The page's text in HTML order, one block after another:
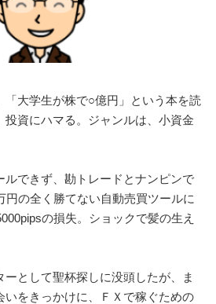
「大学生が株で○億円」という本を読
投資にハマる。ジャンルは、小資金
ルできず、勘トレードとナンピンで
円の全く勝てない自動売買ツールに
の損失。ショックで髪の生え
ーとして聖杯探しに没頭したが、ま
いをきっかけに、ＦＸで稼ぐための